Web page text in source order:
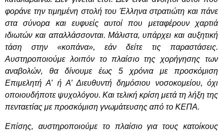
φοράνε την τιμημένη στολή του Έλληνα στρατιώτη και πάνε
στα σύνορα και ευφυείς αυτοί που μεταφέρουν χαρτιά
ιδιωτών και απαλλάσσονται. Μάλιστα, υπάρχει και αυξητική
τάση στην «κοπάνα», εάν δείτε τις παραστάσεις.
Αυστηροποιούμε λοιπόν το πλαίσιο της χορήγησης των
αναβολών, θα δίνουμε έως 5 χρόνια με προσκόμιση
Επιμελητή Α’ ή Α’ Διευθυντή δημόσιου νοσοκομείου, όχι
οποιουδήποτε ψυχολόγου. Και τελική κρίση μετά τη λήξη της
πενταετίας με προσκόμιση γνωμάτευσης από το ΚΕΠΑ.
Επίσης, αυστηροποιούμε το πλαίσιο για τους κατοίκους